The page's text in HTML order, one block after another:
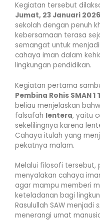
Kegiatan tersebut
Jumat, 23 Januari 2026
sekolah dengan penuh
kebersamaan terasa
semangat untuk
cahaya iman dalam
lingkungan pendidikan.
Kegiatan pertama
Pembina Rohis SMAN
beliau menjelaskan
falsafah lentera, yaitu
sekelilingnya karena
Cahaya itulah yang
pekatnya malam.
Melalui filosofi tersebut,
menyalakan cahaya
agar mampu memberi
keteladanan bagi
Rasulullah SAW menjadi
menerangi umat